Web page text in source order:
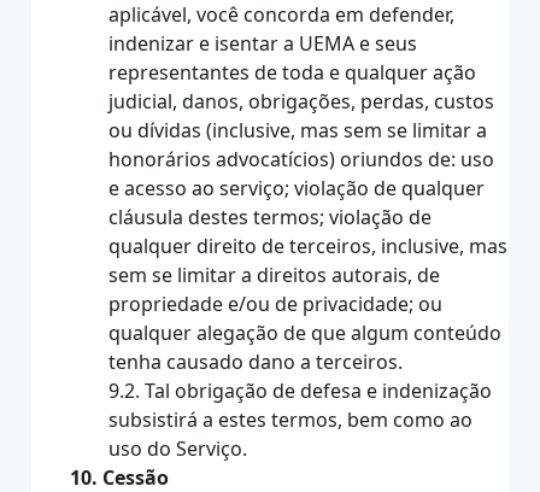
aplicável, você concorda em defender,
indenizar e isentar a UEMA e seus
representantes de toda e qualquer ação
judicial, danos, obrigações, perdas, custos
ou dívidas (inclusive, mas sem se limitar a
honorários advocatícios) oriundos de: uso
e acesso ao serviço; violação de qualquer
cláusula destes termos; violação de
qualquer direito de terceiros, inclusive, mas
sem se limitar a direitos autorais, de
propriedade e/ou de privacidade; ou
qualquer alegação de que algum conteúdo
tenha causado dano a terceiros.
9.2. Tal obrigação de defesa e indenização
subsistirá a estes termos, bem como ao
uso do Serviço.
10. Cessão